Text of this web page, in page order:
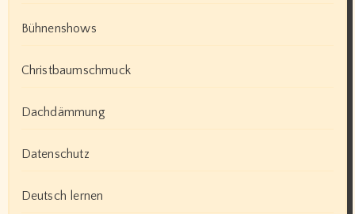
Bühnenshows
Christbaumschmuck
Dachdämmung
Datenschutz
Deutsch lernen